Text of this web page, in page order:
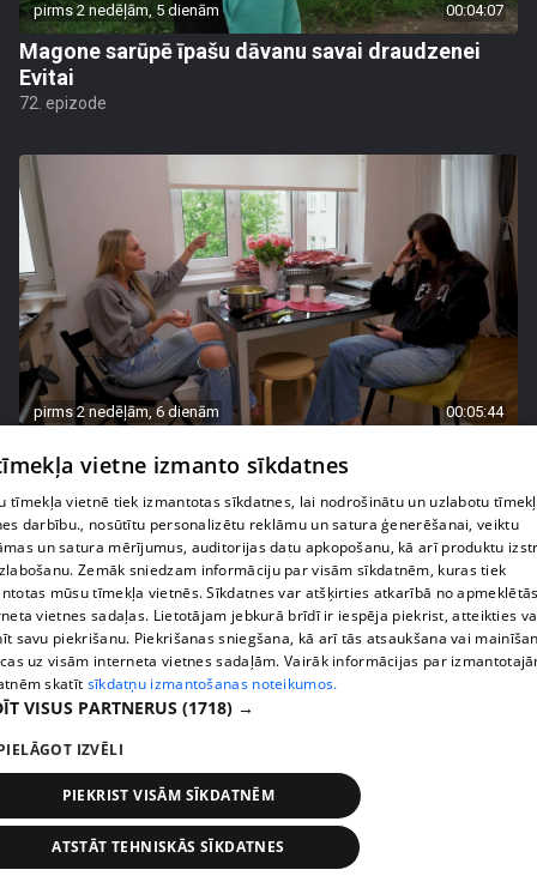
pirms 2 nedēļām, 5 dienām 00:04:07
Magone sarūpē īpašu dāvanu savai draudzenei
Evitai
72. epizode
pirms 2 nedēļām, 6 dienām 00:05:44
Lukērijas Kambalas lielā iespēja "Victoria's
Secret" atlasē atduras pret finansiāliem
sarežģījumiem
71. epizode
pirms 2 nedēļām, 6 dienām
vietne izmanto sīkdatnes
tīmekļa vietnē tiek izmantotas sīkdatnes, lai nodrošinātu un uzlabotu
darbību., nosūtītu personalizētu reklāmu un satura ģenerēšanai, veiktu
un satura mērījumus, auditorijas datu apkopošanu, kā arī produktu
Zemāk sniedzam informāciju par visām sīkdatnēm, kuras tiek
mūsu tīmekļa vietnēs. Sīkdatnes var atšķirties atkarībā no
vietnes sadaļas. Lietotājam jebkurā brīdī ir iespēja piekrist, atteikties
savu piekrišanu. Piekrišanas sniegšana, kā arī tās atsaukšana vai
uz visām interneta vietnes sadaļām. Vairāk informācijas par
skatīt sīkdatņu izmantošanas noteikumos.
VISUS PARTNERUS (1718) →
IZVĒLI
PIEKRIST VISĀM SĪKDATNĒM
ATSTĀT TEHNISKĀS SĪKDATNES